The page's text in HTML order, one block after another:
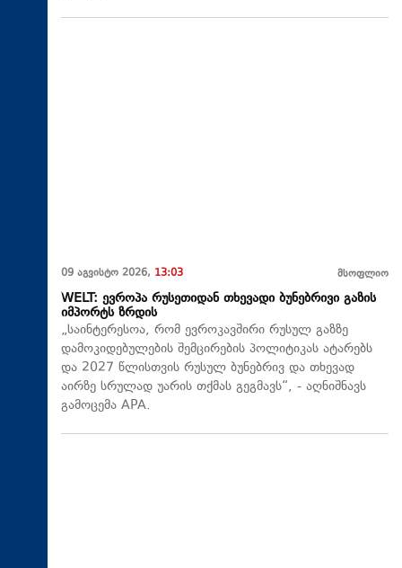
09 აგვისტო 2026, 13:03 მსოფლიო
WELT: ევროპა რუსეთიდან თხევადი ბუნებრივი გაზის
იმპორტს ზრდის
„საინტერესოა, რომ ევროკავშირი რუსულ გაზზე
დამოკიდებულების შემცირების პოლიტიკას ატარებს
და 2027 წლისთვის რუსულ ბუნებრივ და თხევად
აირზე სრულად უარის თქმას გეგმავს“, - აღნიშნავს
გამოცემა APA.